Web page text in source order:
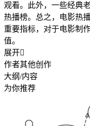
观看。此外，一些经典
热播榜。总之，电影热
重要指标，对于电影制
值。
展开
作者其他创作
大纲/内容
为你推荐